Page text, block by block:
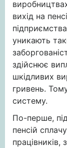
вихід на
уникають
здійснює
шкідливих
гривень.
систему.
По-перше,
пенсій
працівників,